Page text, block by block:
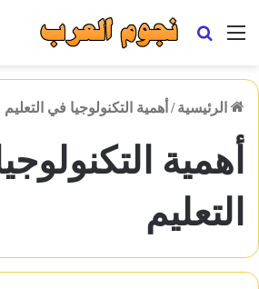
القائمة بحث
الرئيسية / أهمية التكنولوجيا في التعليم
أهمية
التعليم